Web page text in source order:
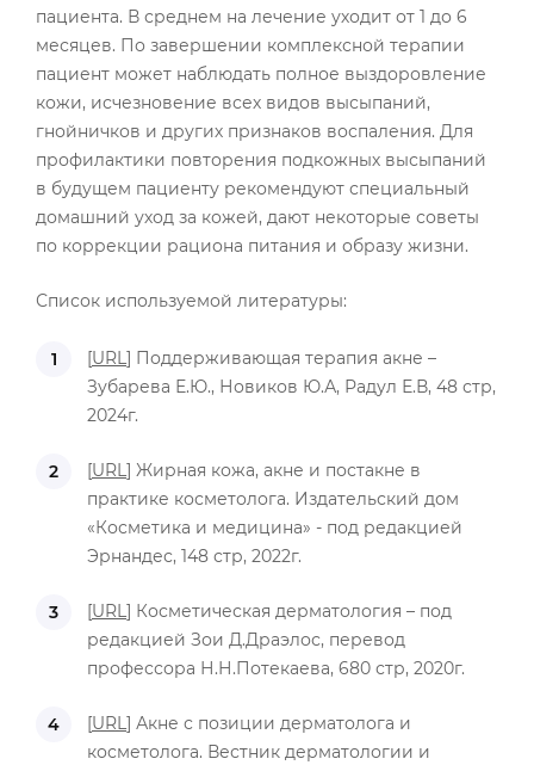
пациента. В среднем на лечение уходит от 1 до 6
месяцев. По завершении комплексной терапии
пациент может наблюдать полное выздоровление
кожи, исчезновение всех видов высыпаний,
гнойничков и других признаков воспаления. Для
профилактики повторения подкожных высыпаний
в будущем пациенту рекомендуют специальный
домашний уход за кожей, дают некоторые советы
по коррекции рациона питания и образу жизни.
Список используемой литературы:
[URL] Поддерживающая терапия акне –
Зубарева Е.Ю., Новиков Ю.А, Радул Е.В, 48 стр,
2024г.
[URL] Жирная кожа, акне и постакне в
практике косметолога. Издательский дом
«Косметика и медицина» - под редакцией
Эрнандес, 148 стр, 2022г.
[URL] Косметическая дерматология – под
редакцией Зои Д.Драэлос, перевод
профессора Н.Н.Потекаева, 680 стр, 2020г.
[URL] Акне с позиции дерматолога и
косметолога. Вестник дерматологии и